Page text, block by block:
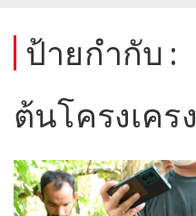
ป้ายกำกับ :
ต้นโครงเครง